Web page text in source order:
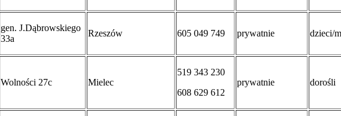
gen. J.Dąbrowskiego
33a
Rzeszów 605 049 749 prywatnie dzieci/
Wolności 27c Mielec
519 343 230
608 629 612
prywatnie dorośli